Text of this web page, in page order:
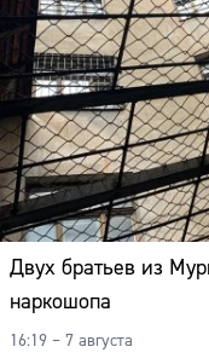
Двух братьев из
наркошопа
16:19 – 7 августа